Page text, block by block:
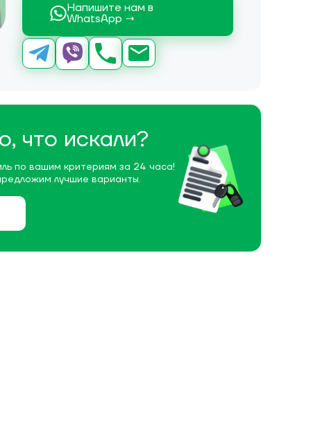
Напишите нам в
WhatsApp →
что искали?
по вашим критериям за 24 часа!
лучшие варианты.